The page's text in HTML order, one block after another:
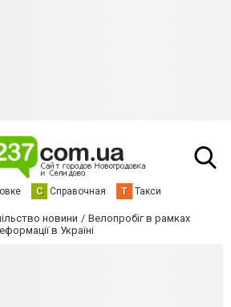
С Справочная Т Такси
новини
Велопробіг в рамках
в Україні